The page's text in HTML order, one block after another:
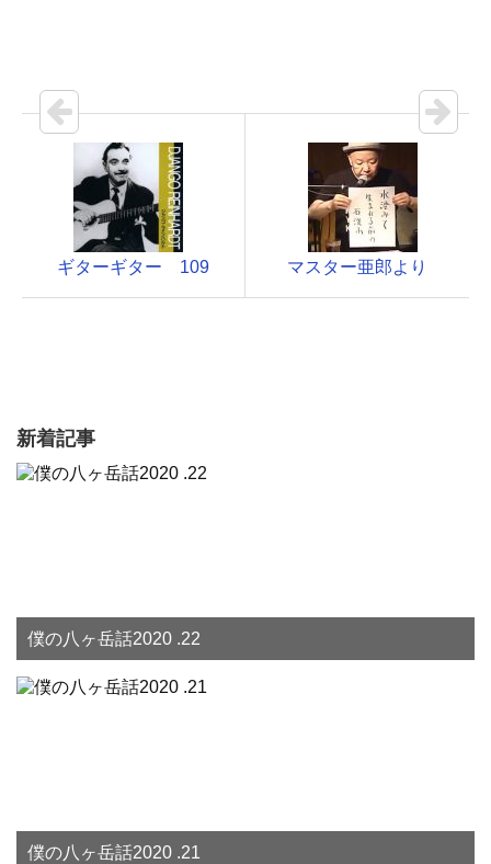
ギターギター 109 マスター亜郎より
新着記事
僕の八ヶ岳話2020 .22
僕の八ヶ岳話2020 .21